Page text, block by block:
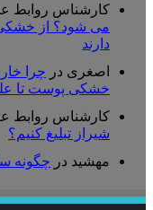
کارشناس روابط
می شود؟ از خشکی
دارند
اصغری در چرا
خشکی پوست تا علت
کارشناس روابط
شیراز تبلیغ کنیم؟
مهشیددر چگونه